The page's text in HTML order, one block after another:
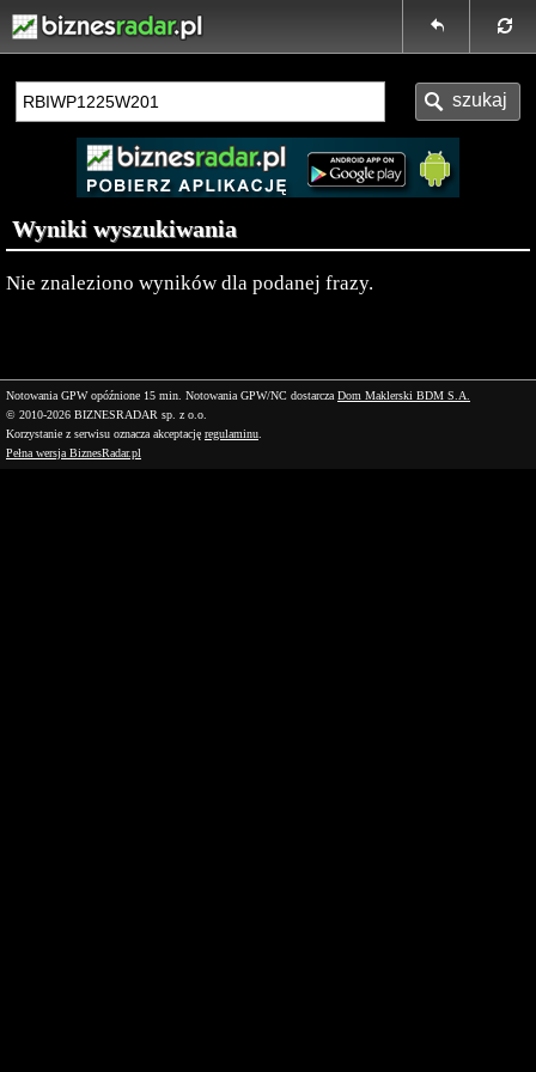
Wyniki wyszukiwania
Nie znaleziono wyników dla podanej frazy.
Notowania GPW opóźnione 15 min. Notowania GPW/NC dostarcza Dom Maklerski BDM S.A.
© 2010-2026 BIZNESRADAR sp. z o.o.
Korzystanie z serwisu oznacza akceptację regulaminu
Pełna wersja BiznesRadar.pl